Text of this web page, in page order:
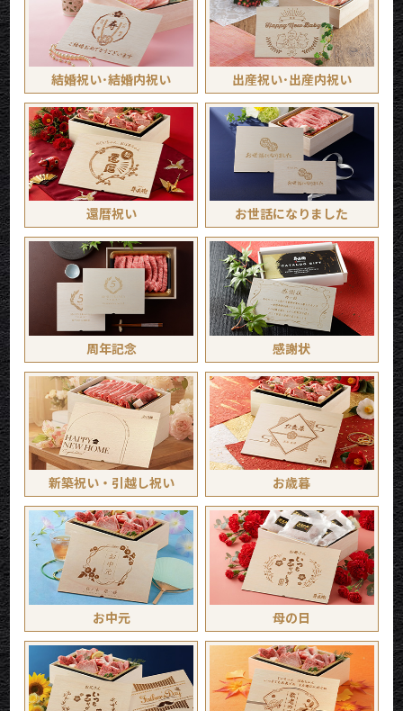
結婚祝い･結婚内祝い 出産祝い･出産内祝い
還暦祝い お世話になりました
周年記念 感謝状
新築祝い・ 引越し祝い お歳暮
お中元 母の日